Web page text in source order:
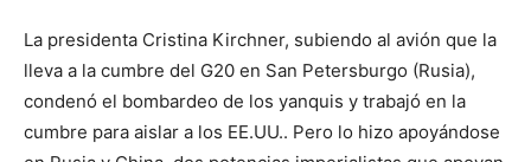
La presidenta Cristina Kirchner, subiendo al avión que la
lleva a la cumbre del G20 en San Petersburgo (Rusia),
condenó el bombardeo de los yanquis y trabajó en la
cumbre para aislar a los EE.UU.. Pero lo hizo apoyándose